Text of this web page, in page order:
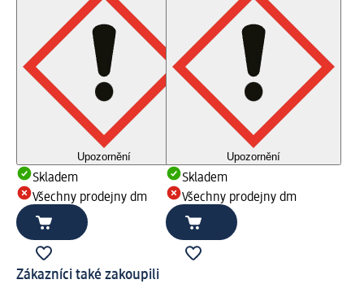
Upozornění
Skladem
Všechny prodejny dm
Upozornění
Skladem
Všechny prodejny dm
Zákazníci také zakoupili